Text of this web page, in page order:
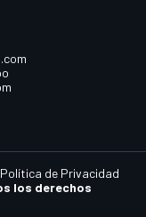
los derechos
Política de Privacidad